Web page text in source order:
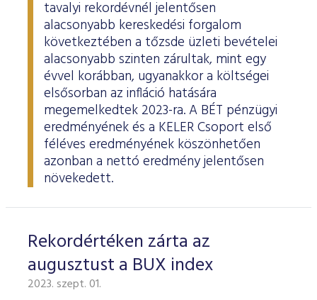
tavalyi rekordévnél jelentősen
alacsonyabb kereskedési forgalom
következtében a tőzsde üzleti bevételei
alacsonyabb szinten zárultak, mint egy
évvel korábban, ugyanakkor a költségei
elsősorban az infláció hatására
megemelkedtek 2023-ra. A BÉT pénzügyi
eredményének és a KELER Csoport első
féléves eredményének köszönhetően
azonban a nettó eredmény jelentősen
növekedett.
Rekordértéken zárta az
augusztust a BUX index
2023. szept. 01.